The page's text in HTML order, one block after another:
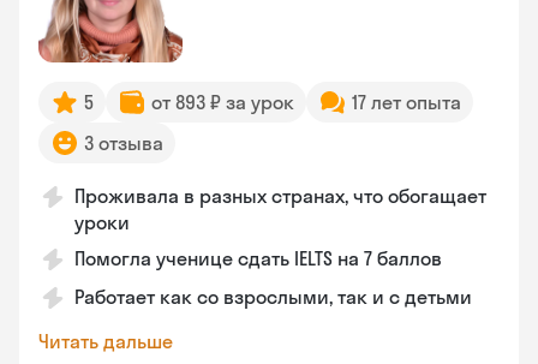
5 от 893 ₽ за урок
17 лет опыта
3 отзыва
Проживала в разных странах, что обогащает
уроки
Помогла ученице сдать IELTS на 7 баллов
Работает как со взрослыми, так и с детьми
Читать дальше